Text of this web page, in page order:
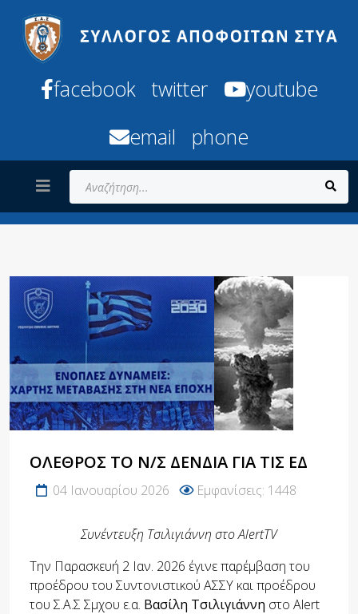
facebook twitter
youtube
email
phone
Αναζήτηση...
ΌΛΕΘΡΟΣ ΤΟ Ν/Σ ΔΈΝΔΙΑ ΓΙΑ ΤΙΣ ΕΔ
04 Ιανουαρίου 2026 Εμφανίσεις: 1448
Συνέντευξη Τσιλιγιάννη στο AlertTV
Την Παρασκευή 2 Ιαν. 2026 έγινε παρέμβαση του
προέδρου του Συντονιστικού ΑΣΣΥ και προέδρου
του Σ.Α.Σ Σμχου ε.α. Βασίλη Τσιλιγιάννη στο Alert